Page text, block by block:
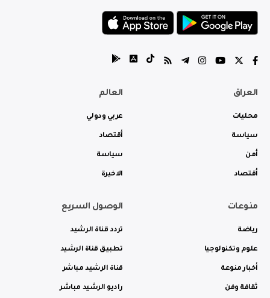
العراق
محليات
سياسة
أمن
أقتصاد
العالم
عربي ودولي
أقتصاد
سياسة
الاخيرة
منوعات
رياضة
علوم وتكنولوجيا
أخبار منوعة
ثقافة وفن
الوصول السريع
تردد قناة الرشيد
تطبيق قناة الرشيد
قناة الرشيد مباشر
راديو الرشيد مباشر